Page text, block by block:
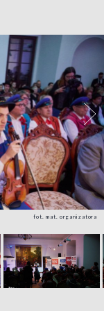
fot. mat. organizatora